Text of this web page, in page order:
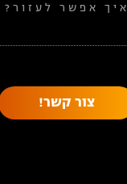
איך אפשר לעזור?